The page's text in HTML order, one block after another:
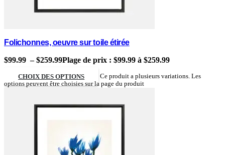
Folichonnes, oeuvre sur toile étirée
$99.99 – $259.99Plage de prix : $99.99 à $259.99
CHOIX DES OPTIONS
Ce produit a plusieurs variations. Les
options peuvent être choisies sur la page du produit